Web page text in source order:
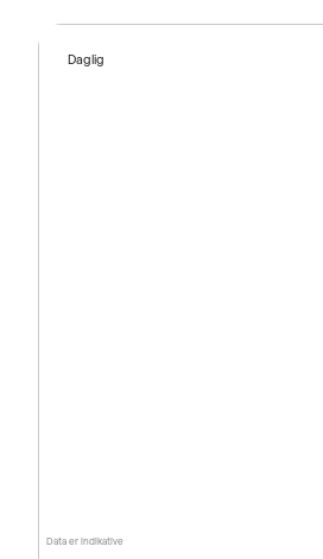
Data er indikative
Daglig